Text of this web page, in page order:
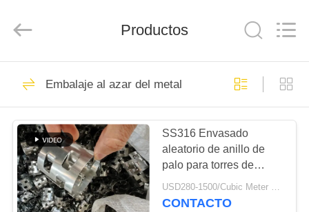
HOGAR
PRODUCTOS
VR
SHOW
mesh
products
All
Reserved.
embalaje de la torre
del metal
Productos
Embalaje al azar del metal
SS316 Envasado
aleatorio de anillo de
palo para torres de
limpieza de gas
50*50*0,5 mm
USD280-1500/Cubic Meter MOQ:³ de 1 m
CONTACTO